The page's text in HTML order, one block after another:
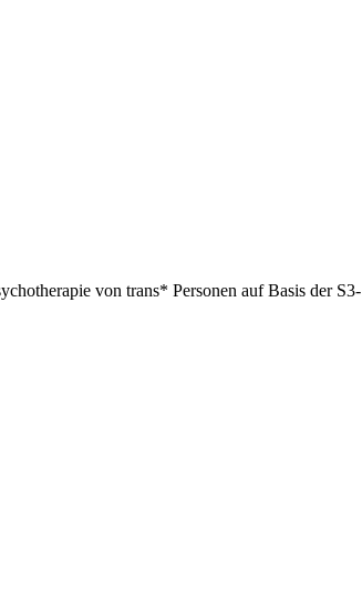
von trans* Personen auf Basis der S3-